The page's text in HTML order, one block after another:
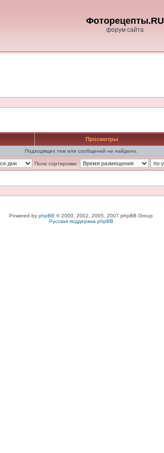
Фоторецепты.RU
форум сайта
Просмотры
Подходящих тем или сообщений не найдено.
Поле сортировки:
Powered by phpBB © 2000, 2002, 2005, 2007 phpBB Group
Русская поддержка phpBB